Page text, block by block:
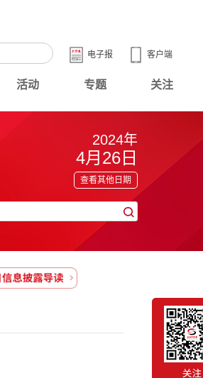
客户端
电子报
活动 专题 关注
2024年
4月26日
查看其他日期